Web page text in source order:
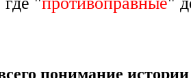
понимание